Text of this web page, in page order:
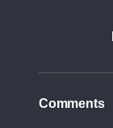
Comments